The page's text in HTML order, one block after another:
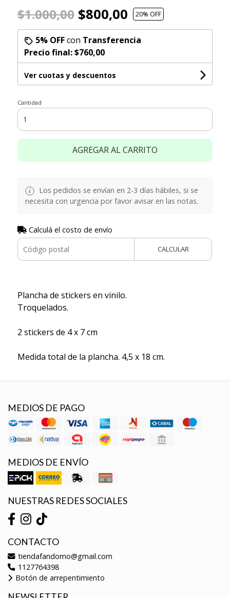
$1.000,00$800,00 20% OFF
5% OFFcon Transferencia
Precio final:$760,00
Ver cuotas y descuentos
Cantidad
AGREGAR AL CARRITO
Los pedidos se envían en 2-3 días hábiles, si se
necesita con urgencia por favor avisar en las notas.
Calculá el costo de envío
CALCULAR
Plancha de stickers en vinilo.
Troquelados.
2 stickers de 4 x 7 cm
Medida total de la plancha. 4,5 x 18 cm.
MEDIOS DE PAGO
MEDIOS DE ENVÍO
NUESTRAS REDES SOCIALES
CONTACTO
tiendafandomo@gmail.com
1127764398
Botón de arrepentimiento